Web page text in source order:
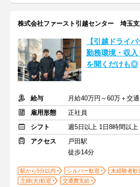
株式会社ファースト引越センター 埼玉
【引越ドライ
勤務環境・収
を聞くだけも◎
給与
月給40万円～60万＋交
雇用形態
正社員
シフト
週5日以上 1日8時間以上
アクセス
戸田駅
徒歩14分
駅から5分以内 シルバー歓迎
未経験者歓
主婦(夫)歓迎
交通費支給